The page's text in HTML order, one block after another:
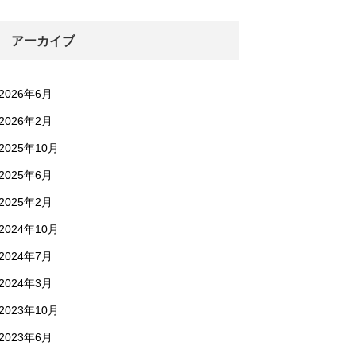
アーカイブ
年6月
年2月
年10月
年6月
年2月
年10月
年7月
年3月
年10月
年6月